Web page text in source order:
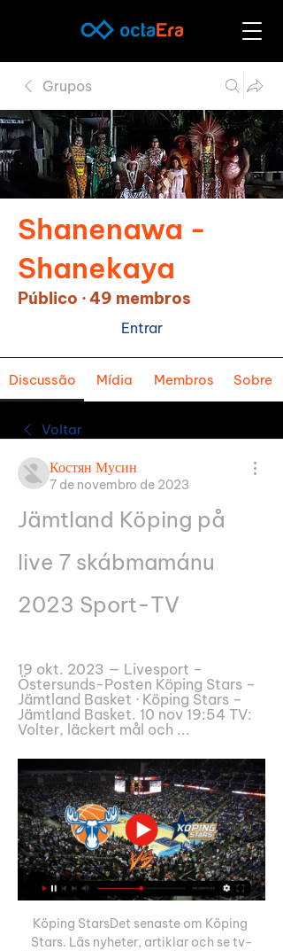
Grupos
Shanenawa -
Shanekaya
Público ·49 membros
Entrar
Discussão Mídia Membros Sobre
Voltar
Костян Мусин
7 de novembro de 2023
Jämtland Köping på
live 7 skábmamánu
2023 Sport-TV
19 okt. 2023 — Livesport –
Östersunds-Posten Köping Stars –
Jämtland Basket · Köping Stars –
Jämtland Basket. 10 nov 19:54 TV:
Volter, läckert mål och ...
Köping StarsDet senaste om Köping
Stars. Läs nyheter, artiklar och se tv-